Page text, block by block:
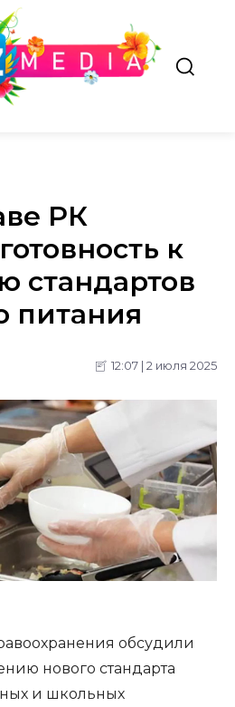
РК
к
стандартов
питания
12:07 | 2 июля 2025
обсудили
нового стандарта
и школьных